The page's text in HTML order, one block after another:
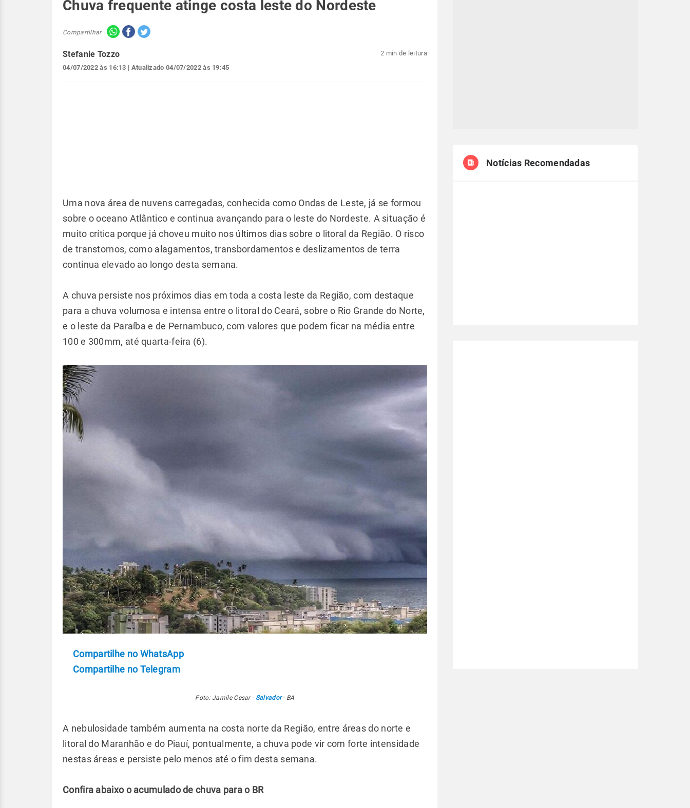
Chuva frequente atinge costa leste do Nordeste
Compartilhar
Stefanie Tozzo
04/07/2022 às 16:13 | Atualizado 04/07/2022 às 19:45
2 min de leitura
Uma nova área de nuvens carregadas, conhecida como Ondas de Leste, já se formou
sobre o oceano Atlântico e continua avançando para o leste do Nordeste. A situação é
muito crítica porque já choveu muito nos últimos dias sobre o litoral da Região. O risco
de transtornos, como alagamentos, transbordamentos e deslizamentos de terra
continua elevado ao longo desta semana.
A chuva persiste nos próximos dias em toda a costa leste da Região, com destaque
para a chuva volumosa e intensa entre o litoral do Ceará, sobre o Rio Grande do Norte,
e o leste da Paraíba e de Pernambuco, com valores que podem ficar na média entre
100 e 300mm, até quarta-feira (6).
Compartilhe no WhatsApp
Compartilhe no Telegram
Foto: Jamile Cesar - Salvador- BA
A nebulosidade também aumenta na costa norte da Região, entre áreas do norte e
litoral do Maranhão e do Piauí, pontualmente, a chuva pode vir com forte intensidade
nestas áreas e persiste pelo menos até o fim desta semana.
Confira abaixo o acumulado de chuva para o BR
Notícias Recomendadas